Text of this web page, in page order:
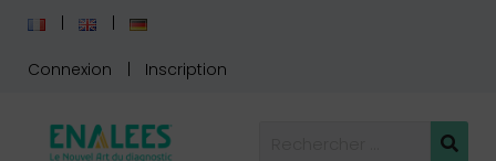
Connexion Inscription